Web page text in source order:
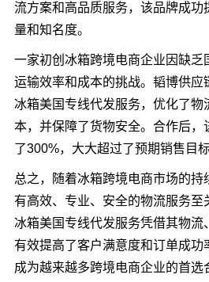
流方案和高品质服务，该品牌成功
量和知名度。
一家初创冰箱跨境电商企业因缺乏
运输效率和成本的挑战。韬博供应
冰箱美国专线代发服务，优化了物
本，并保障了货物安全。合作后，
了300%，大大超过了预期销售目标
总之，随着冰箱跨境电商市场的持
有高效、专业、安全的物流服务至
冰箱美国专线代发服务凭借其物流
有效提高了客户满意度和订单成功
成为越来越多跨境电商企业的首选